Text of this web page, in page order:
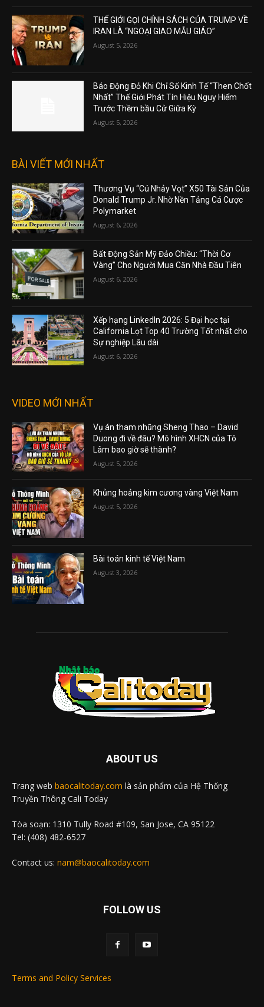
THẾ GIỚI GỌI CHÍNH SÁCH CỦA TRUMP VỀ
IRAN LÀ “NGOẠI GIAO MẪU GIÁO”
August 5, 2026
Báo Động Đỏ Khi Chỉ Số Kinh Tế “Then Chốt
Nhất” Thế Giới Phát Tín Hiệu Nguy Hiểm
Trước Thềm bầu Cử Giữa Kỳ
August 5, 2026
BÀI VIẾT MỚI NHẤT
Thương Vụ “Cú Nhảy Vọt” X50 Tài Sản Của
Donald Trump Jr. Nhờ Nền Tảng Cá Cược
Polymarket
August 6, 2026
Bất Động Sản Mỹ Đảo Chiều: “Thời Cơ
Vàng” Cho Người Mua Căn Nhà Đầu Tiên
August 6, 2026
Xếp hạng LinkedIn 2026: 5 Đại học tại
California Lọt Top 40 Trường Tốt nhất cho
Sự nghiệp Lâu dài
August 6, 2026
VIDEO MỚI NHẤT
Vụ án tham nhũng Sheng Thao – David
Duong đi về đâu? Mô hình XHCN của Tô
Lâm bao giờ sẽ thành?
August 5, 2026
Khủng hoảng kim cương vàng Việt Nam
August 5, 2026
Bài toán kinh tế Việt Nam
August 3, 2026
ABOUT US
Trang web baocalitoday.com là sản phẩm của Hệ Thống
Truyền Thông Cali Today
Tòa soạn: 1310 Tully Road #109, San Jose, CA 95122
Tel: (408) 482-6527
Contact us: nam@baocalitoday.com
FOLLOW US
Terms and Policy Services